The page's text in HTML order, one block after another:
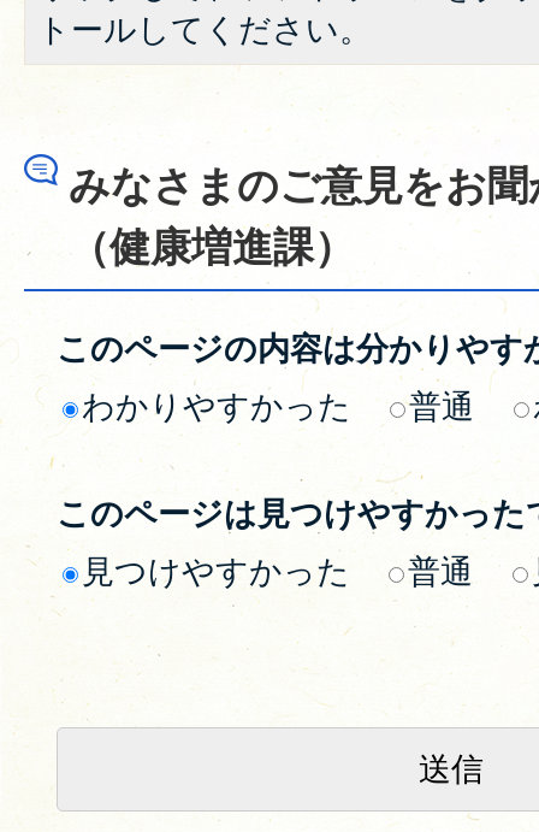
トールしてください。
みなさまのご意見をお
（健康増進課）
このページの内容は分かりやす
わかりやすかった
普通
このページは見つけやすかった
見つけやすかった
普通